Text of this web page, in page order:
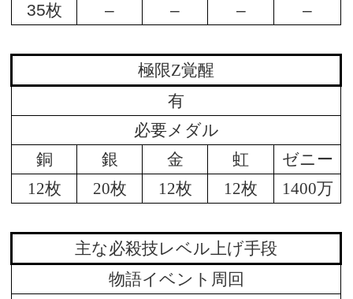
35枚 – – – –
極限Z覚醒
有
必要メダル
銅
銀 金 虹
ゼニー
12枚
20枚 12枚 12枚 1400万
主な必殺技レベル上げ手段
物語イベント周回